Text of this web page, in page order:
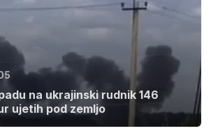
na ukrajinski rudnik 146
ujetih pod zemljo